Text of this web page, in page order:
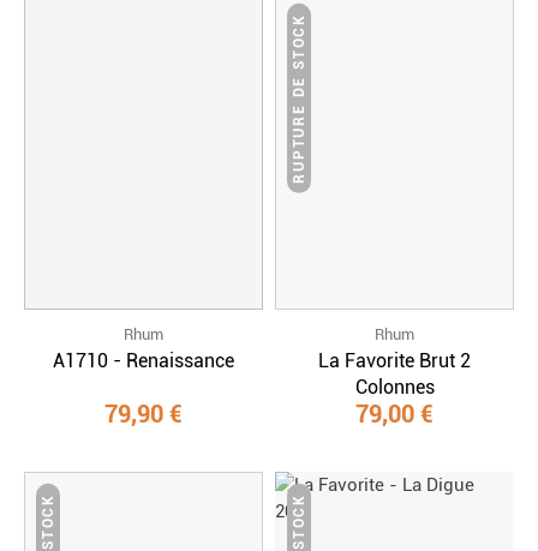
Rhum
A1710 - Renaissance
79,90 €
RUPTURE DE STOCK
Rhum
La Favorite Brut 2
Colonnes
79,00 €